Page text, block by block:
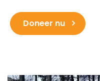
Doneer nu